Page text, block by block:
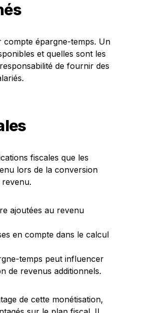
compte épargne-temps. Un
et quelles sont les
de fournir des
fiscales que les
lors de la conversion
revenu.
ajoutées au revenu
en compte dans le calcul
temps peut influencer
de revenus additionnels.
de cette monétisation,